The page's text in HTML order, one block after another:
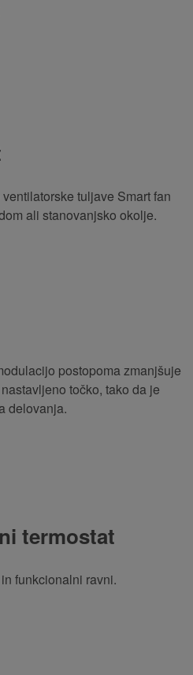
tuljave Smart fan
ali stanovanjsko okolje.
postopoma zmanjšuje
točko, tako da je
delovanja.
termostat
funkcionalni ravni.